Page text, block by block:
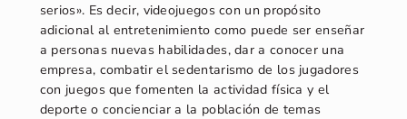
serios». Es decir, videojuegos con un propósito
adicional al entretenimiento como puede ser enseñar
a personas nuevas habilidades, dar a conocer una
empresa, combatir el sedentarismo de los jugadores
con juegos que fomenten la actividad física y el
deporte o concienciar a la población de temas